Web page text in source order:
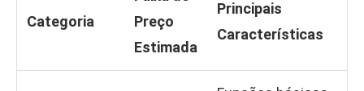
Categoria
Preço
Estimada
Principais
Características